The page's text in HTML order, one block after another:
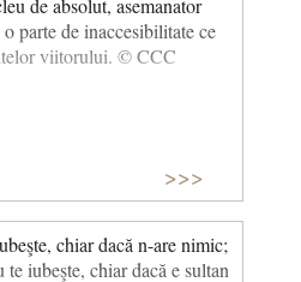
parte de inaccesibilitate ce
viitorului. © CCC
>>>
chiar dacă n-are nimic;
iubeşte, chiar dacă e sultan